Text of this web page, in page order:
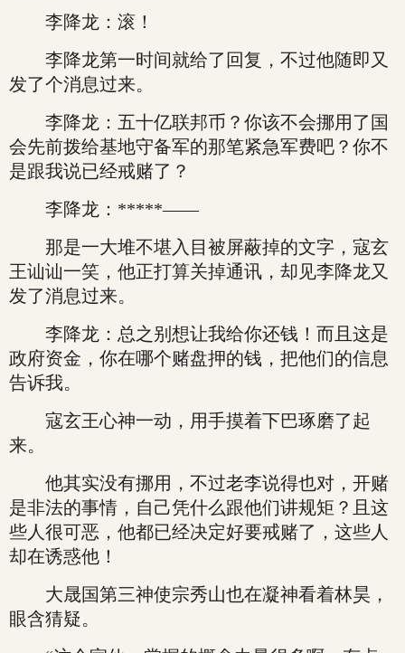
李降龙：滚！
李降龙第一时间就给了回复，不过他随即又
发了个消息过来。
李降龙：五十亿联邦币？你该不会挪用了国
会先前拨给基地守备军的那笔紧急军费吧？你不
是跟我说已经戒赌了？
李降龙：*****——
那是一大堆不堪入目被屏蔽掉的文字，寇玄
王讪讪一笑，他正打算关掉通讯，却见李降龙又
发了消息过来。
李降龙：总之别想让我给你还钱！而且这是
政府资金，你在哪个赌盘押的钱，把他们的信息
告诉我。
寇玄王心神一动，用手摸着下巴琢磨了起
来。
他其实没有挪用，不过老李说得也对，开赌
是非法的事情，自己凭什么跟他们讲规矩？且这
些人很可恶，他都已经决定好要戒赌了，这些人
却在诱惑他！
大晟国第三神使宗秀山也在凝神看着林昊，
眼含猜疑。